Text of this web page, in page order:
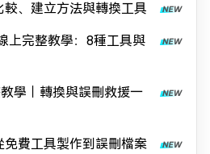
較、建立方法與轉換工具
上完整教學：8種工具與
學｜轉換與誤刪救援一
免費工具製作到誤刪檔案